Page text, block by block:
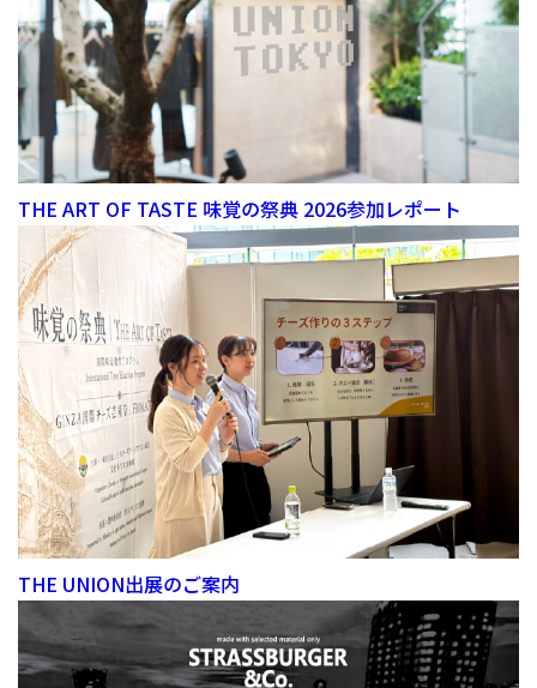
THE ART OF TASTE 味覚の祭典 2026参加レポート
THE UNION出展のご案内